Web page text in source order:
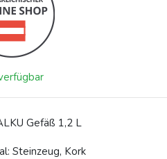
Gefäß 1,2 L
Steinzeug, Kork